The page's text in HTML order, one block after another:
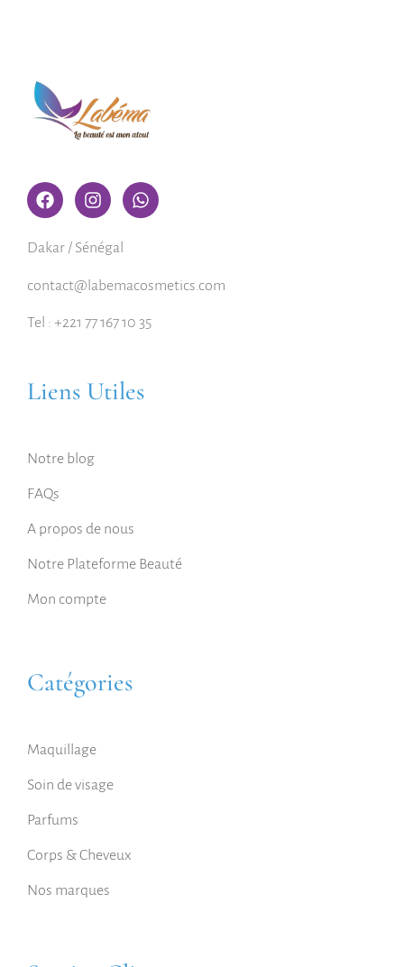
Dakar / Sénégal
contact@labemacosmetics.com
Tel : +221 77 167 10 35
Liens Utiles
Notre blog
FAQs
A propos de nous
Notre Plateforme Beauté
Mon compte
Catégories
Maquillage
Soin de visage
Parfums
Corps & Cheveux
Nos marques